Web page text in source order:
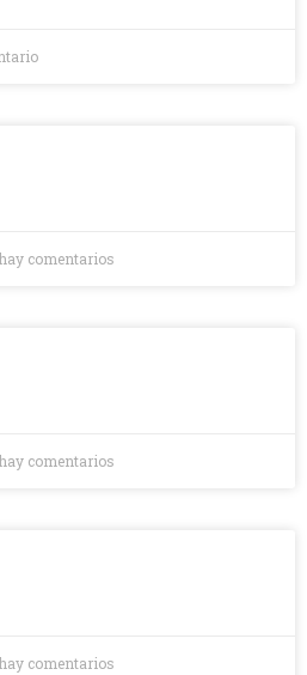
comentarios
comentarios
comentarios